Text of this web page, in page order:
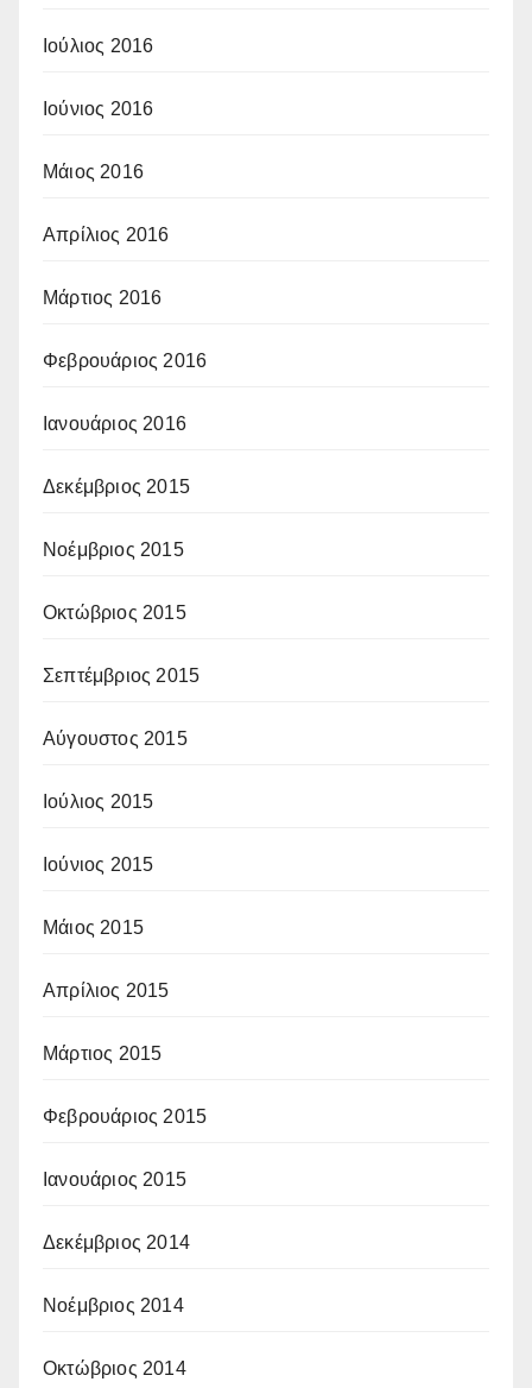
Ιούλιος 2016
Ιούνιος 2016
Μάιος 2016
Απρίλιος 2016
Μάρτιος 2016
Φεβρουάριος 2016
Ιανουάριος 2016
Δεκέμβριος 2015
Νοέμβριος 2015
Οκτώβριος 2015
Σεπτέμβριος 2015
Αύγουστος 2015
Ιούλιος 2015
Ιούνιος 2015
Μάιος 2015
Απρίλιος 2015
Μάρτιος 2015
Φεβρουάριος 2015
Ιανουάριος 2015
Δεκέμβριος 2014
Νοέμβριος 2014
Οκτώβριος 2014